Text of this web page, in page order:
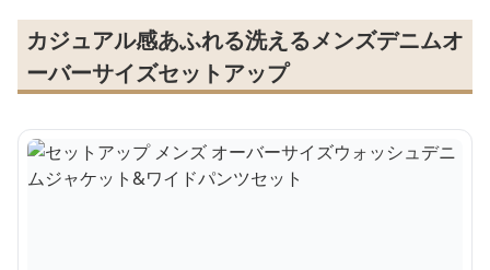
カジュアル感あふれる洗えるメンズデニムオ
ーバーサイズセットアップ